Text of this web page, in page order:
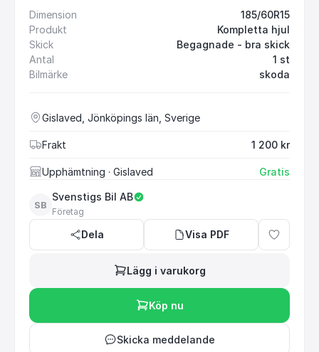
Dimension
185/60R15
Produkt
Kompletta hjul
Skick
Begagnade - bra skick
Antal
1 st
Bilmärke
skoda
Gislaved, Jönköpings län, Sverige
Frakt 1 200 kr
Upphämtning · Gislaved Gratis
SB
Svenstigs Bil AB
Företag
Dela Visa PDF
Lägg i varukorg
Köp nu
Skicka meddelande